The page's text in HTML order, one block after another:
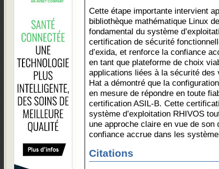
Cette étape importante intervient
bibliothèque mathématique Linux
fondamental du système
certification de sécurité
d’exida, et renforce la confiance
en tant que plateforme de choix
applications liées à la sécurité des
Hat a démontré que la
en mesure de répondre en toute
certification ASIL-B. Cette
système d’exploitation RHIVOS
une approche claire en vue de son
confiance accrue dans les
Citations